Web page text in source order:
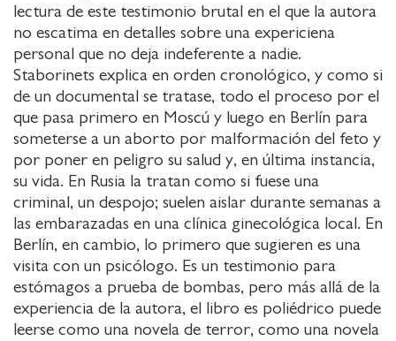
lectura de este testimonio brutal en el que la autora
no escatima en detalles sobre una expericiena
personal que no deja indeferente a nadie.
Staborinets explica en orden cronológico, y como si
de un documental se tratase, todo el proceso por el
que pasa primero en Moscú y luego en Berlín para
someterse a un aborto por malformación del feto y
por poner en peligro su salud y, en última instancia,
su vida. En Rusia la tratan como si fuese una
criminal, un despojo; suelen aislar durante semanas a
las embarazadas en una clínica ginecológica local. En
Berlín, en cambio, lo primero que sugieren es una
visita con un psicólogo. Es un testimonio para
estómagos a prueba de bombas, pero más allá de la
experiencia de la autora, el libro es poliédrico puede
leerse como una novela de terror, como una novela